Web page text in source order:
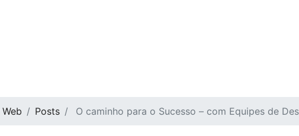
Posts O caminho para o Sucesso – com Equipes de